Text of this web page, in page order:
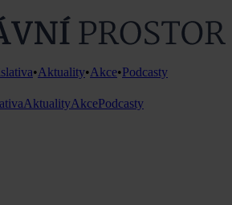
•Aktuality•Akce•Podcasty
AktualityAkcePodcasty